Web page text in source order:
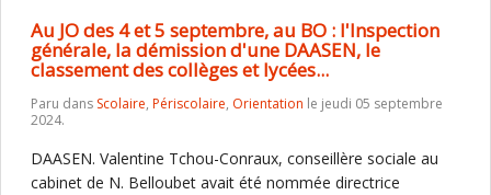
Au JO des 4 et 5 septembre, au BO : l'Inspection
générale, la démission d'une DAASEN, le
classement des collèges et lycées...
Paru dans Scolaire, Périscolaire, Orientation le jeudi 05 septembre
2024.
DAASEN. Valentine Tchou-Conraux, conseillère sociale au
cabinet de N. Belloubet avait été nommée directrice